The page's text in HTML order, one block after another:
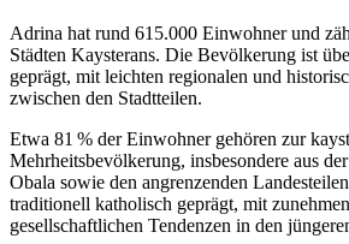
Adrina hat rund 615.000 Einwohner und
Städten Kaysterans. Die Bevölkerung ist
geprägt, mit leichten regionalen und
zwischen den Stadtteilen.
Etwa 81 % der Einwohner gehören zur
Mehrheitsbevölkerung, insbesondere aus
Obala sowie den angrenzenden
traditionell katholisch geprägt, mit
gesellschaftlichen Tendenzen in den